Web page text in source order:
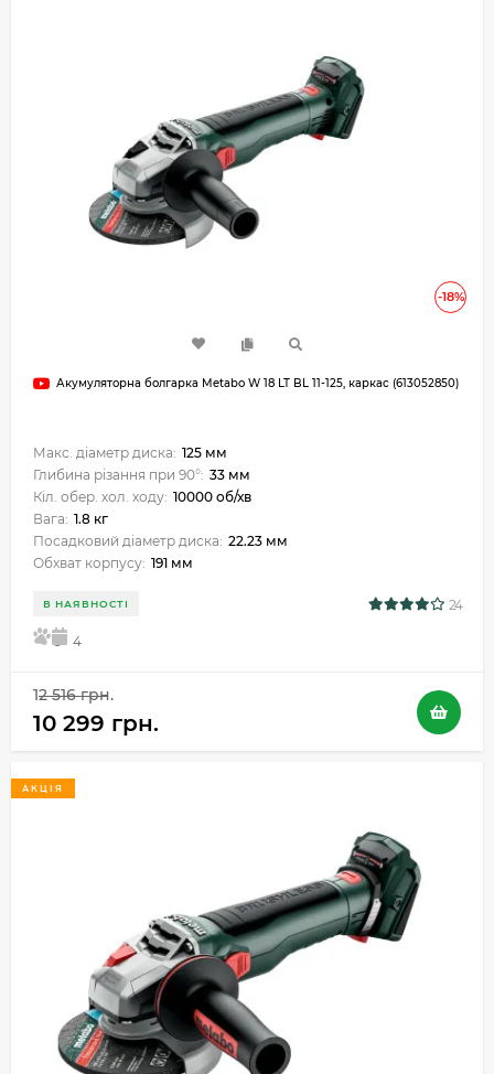
-18%
Акумуляторна болгарка Metabo W 18 LT BL 11-125, каркас (613052850)
Макс. діаметр диска: 125 мм
Глибина різання при 90°: 33 мм
Кіл. обер. хол. ходу: 10000 об/хв
Вага: 1.8 кг
Посадковий діаметр диска: 22.23 мм
Обхват корпусу: 191 мм
В НАЯВНОСТІ 24
5 4
12 516 грн.
10 299 грн.
АКЦІЯ